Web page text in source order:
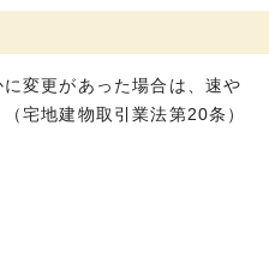
変更があった場合は、速や
宅地建物取引業法第20条）